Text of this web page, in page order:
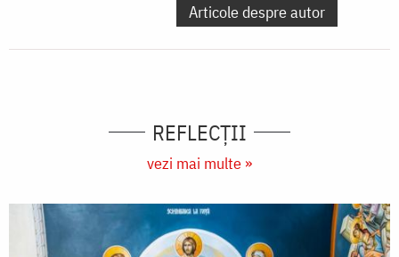
Articole despre autor
REFLECȚII
vezi mai multe »